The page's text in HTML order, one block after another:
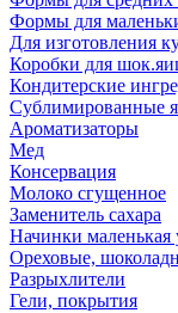
Формы для
Для изготовления
Коробки для
Кондитерские
Сублимированные
Ароматизаторы
Мед
Консервация
Молоко сгущенное
Заменитель сахара
Начинки маленькая
Ореховые,
Разрыхлители
Гели, покрытия